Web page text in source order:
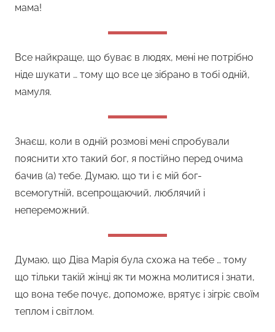
мама!
Все найкраще, що буває в людях, мені не потрібно
ніде шукати … тому що все це зібрано в тобі одній,
мамуля.
Знаєш, коли в одній розмові мені спробували
пояснити хто такий бог, я постійно перед очима
бачив (а) тебе. Думаю, що ти і є мій бог-
всемогутній, всепрощаючий, люблячий і
непереможний.
Думаю, що Діва Марія була схожа на тебе … тому
що тільки такій жінці як ти можна молитися і знати,
що вона тебе почує, допоможе, врятує і зігріє своїм
теплом і світлом.